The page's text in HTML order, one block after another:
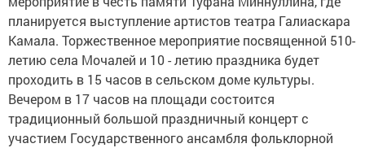
планируется выступление артистов театра Галиаскара
Камала. Торжественное мероприятие посвященной 510-
летию села Мочалей и 10 - летию праздника будет
проходить в 15 часов в сельском доме культуры.
Вечером в 17 часов на площади состоится
традиционный большой праздничный концерт с
участием Государственного ансамбля фольклорной